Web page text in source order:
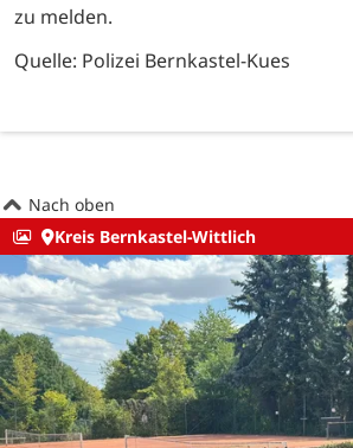
zu melden.
Quelle: Polizei Bernkastel-Kues
Nach oben
Kreis Bernkastel-Wittlich